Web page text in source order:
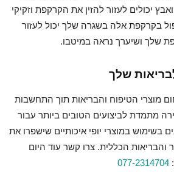
אומגה 3, ויטמינים A ו-C ואבץ יכולים לעזור להזין את הקרקפת וזקיקי
בקרקפת אלה בשגרה שלך יכול לעזור
שלך ושיערך נראה במיטבו.
שלך
מוצרי הטיפוח והבריאות תוך התחשבות
מתמדת לביצועים הטובים ביותר עבור
בשימוש במוצרי יופי איכותיים שישפרו את
הכללית. צרו קשר עוד היום
077-2314704